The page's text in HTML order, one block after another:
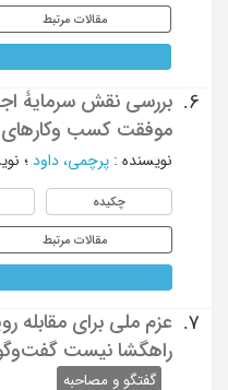
مقالات مرتبط
6.
بررسی نقش سرمایۀ
موفقت کسب وکارهای
نویسنده : پرچمی، داود ؛
چکیده
مقالات مرتبط
7.
عزم ملی برای مقابله
راهگشا نیست گفت‌وگو
گفتگو و مصاحبه